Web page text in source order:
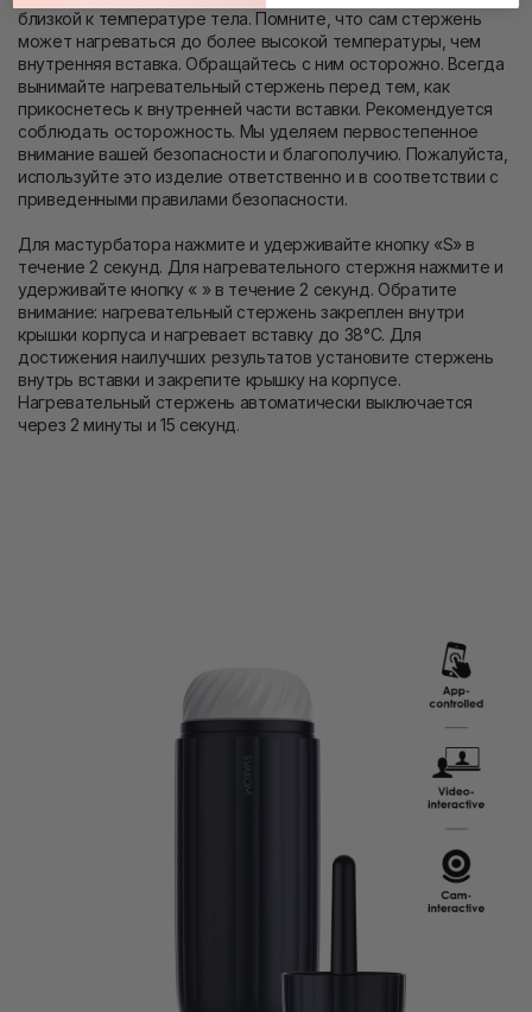
близкой к температуре тела. Помните, что сам стержень
может нагреваться до более высокой температуры, чем
внутренняя вставка. Обращайтесь с ним осторожно. Всегда
вынимайте нагревательный стержень перед тем, как
прикоснетесь к внутренней части вставки. Рекомендуется
соблюдать осторожность. Мы уделяем первостепенное
внимание вашей безопасности и благополучию. Пожалуйста,
используйте это изделие ответственно и в соответствии с
приведенными правилами безопасности.
Для мастурбатора нажмите и удерживайте кнопку «S» в
течение 2 секунд. Для нагревательного стержня нажмите и
удерживайте кнопку « » в течение 2 секунд. Обратите
внимание: нагревательный стержень закреплен внутри
крышки корпуса и нагревает вставку до 38°С. Для
достижения наилучших результатов установите стержень
внутрь вставки и закрепите крышку на корпусе.
Нагревательный стержень автоматически выключается
через 2 минуты и 15 секунд.